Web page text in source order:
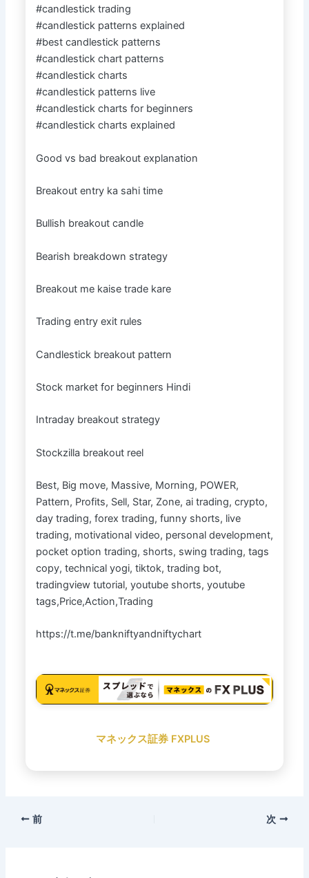
#candlestick trading
#candlestick patterns explained
#best candlestick patterns
#candlestick chart patterns
#candlestick charts
#candlestick patterns live
#candlestick charts for beginners
#candlestick charts explained
Good vs bad breakout explanation
Breakout entry ka sahi time
Bullish breakout candle
Bearish breakdown strategy
Breakout me kaise trade kare
Trading entry exit rules
Candlestick breakout pattern
Stock market for beginners Hindi
Intraday breakout strategy
Stockzilla breakout reel
Best, Big move, Massive, Morning, POWER,
Pattern, Profits, Sell, Star, Zone, ai trading, crypto,
day trading, forex trading, funny shorts, live
trading, motivational video, personal development,
pocket option trading, shorts, swing trading, tags
copy, technical yogi, tiktok, trading bot,
tradingview tutorial, youtube shorts, youtube
tags,Price,Action,Trading
https://t.me/bankniftyandniftychart
マネックス証券 FXPLUS
前 次